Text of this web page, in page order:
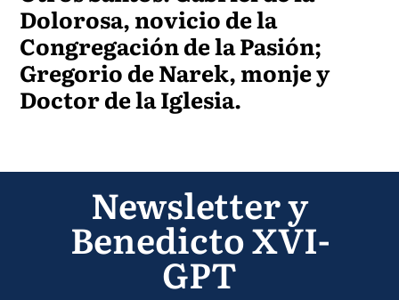
Dolorosa, novicio de la
Congregación de la Pasión;
Gregorio de Narek, monje y
Doctor de la Iglesia.
Newsletter y
Benedicto XVI-
GPT